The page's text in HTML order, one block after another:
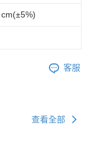
客服
查看全部